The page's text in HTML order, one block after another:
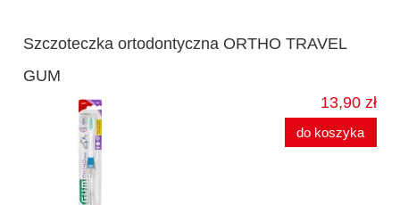
Szczoteczka ortodontyczna ORTHO TRAVEL
GUM
13,90 zł
do koszyka